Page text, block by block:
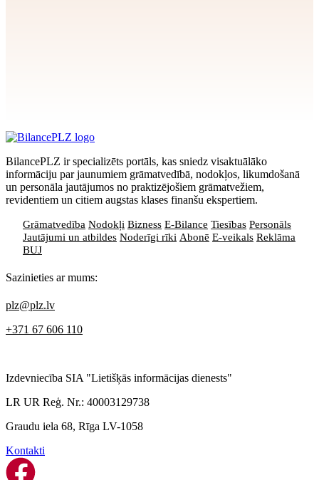
BilancePLZ ir specializēts portāls, kas sniedz visaktuālāko
informāciju par jaunumiem grāmatvedībā, nodokļos, likumdošanā
un personāla jautājumos no praktizējošiem grāmatvežiem,
revidentiem un citiem augstas klases finanšu ekspertiem.
Grāmatvedība Nodokļi Bizness E-Bilance Tiesības Personāls
Jautājumi un atbildes Noderīgi rīki Abonē E-veikals Reklāma
BUJ
Sazinieties ar mums:
plz@plz.lv
+371 67 606 110
Izdevniecība SIA "Lietišķās informācijas dienests"
LR UR Reģ. Nr.: 40003129738
Graudu iela 68, Rīga LV-1058
Kontakti